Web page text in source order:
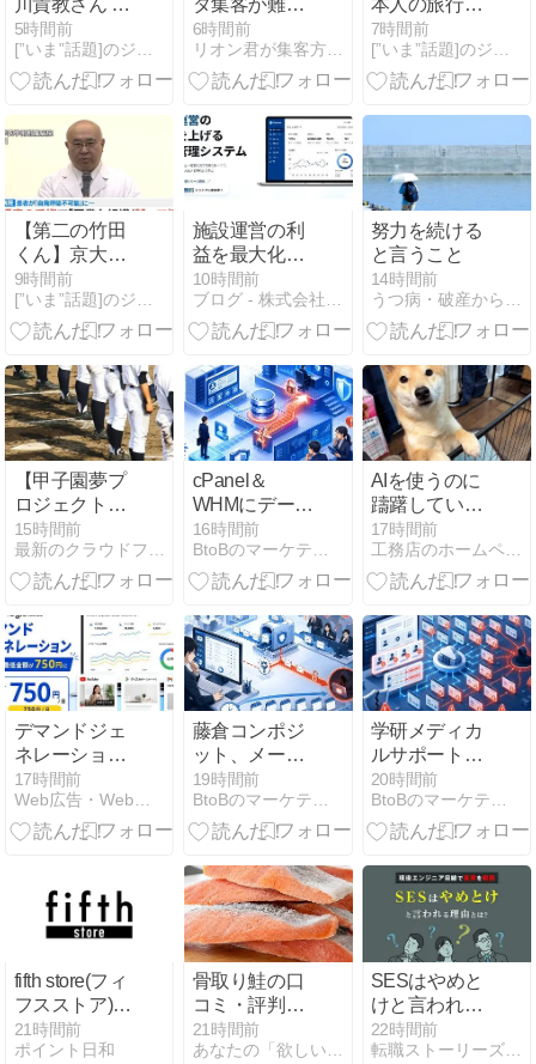
惑のマーメイ
ドすぎるｗｗ
ｗｗｗｗｗｗ
5時間前
[”いま”話題]のジャンル速報スペシャルまとめ
いのはなぜ？
原因や改善ポ
イントを最新
解説
6時間前
リオン君が集客方法を発信！ホワイトペーパー
れが深刻！観
光ってこんな
に社会的価値
は旅行いかな
いの？」
7時間前
[”いま”話題]のジャンル速報スペシャルまとめ
【第二の竹田
くん】京大病
院医師 脳腫瘍
手術で検査結
果を無視して
採取し手足も
動かない自発
呼吸不可の状
態に追い込む
腫瘍はそのま
ま
9時間前
[”いま”話題]のジャンル速報スペシャルまとめ
施設運営の利
益を最大化！
予約管理シス
テム
『Spekan』
10時間前
ブログ - 株式会社SBSマーケティング
努力を続ける
と言うこと
14時間前
うつ病・破産から立ち直る男
【甲子園夢プ
ロジェクト】
知的障害のあ
る球児のクラ
ファンに100
を得た理由
15時間前
最新のクラウドファンディングを徹底攻略~CF NEWS
cPanel＆
WHMにデータ
ベース権限昇
格の脆弱性、
認証済みユー
権限相当の操
作が可能に
（CVE-2026-
58048）
16時間前
BtoBのマーケティングなら 合同会社ロケットボーイズ
AIを使うのに
躊躇している
方向けのブロ
グ
17時間前
工務店のホームページ集客の実践ブログ：年3棟受注するノウハウ
デマンドジェ
ネレーション
の日予算が最
低750円（5米
ドル）に。少
17時間前
Web広告・Webマーケティングのブログ
藤倉コンポジ
ット、メール
アカウント不
正アクセスの
最終報-メール
定が6年間 存
在した可能性
19時間前
BtoBのマーケティングなら 合同会社ロケットボーイズ
学研メディカ
ルサポート、
管理する
WordPressサ
イト78件で不
正アカウント
生成やパスワ
ード書き換え
を確認
20時間前
BtoBのマーケティングなら 合同会社ロケットボーイズ
fifth store(フィ
フスストア)の
ポイントサイ
ト経由の還元
21時間前
ポイント日和
骨取り鮭の口
コミ・評判｜
骨は本当にな
い？無塩・厚
21時間前
あなたの「欲しい」が見つかる！
SESはやめと
けと言われる
理由とは？現
役エンジニア
22時間前
転職ストーリーズ｜エンジニア特化のIT/Web系情報メディア